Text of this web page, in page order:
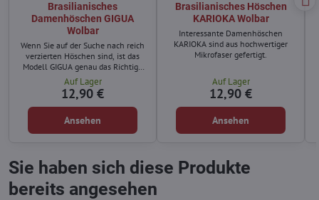
Brasilianisches
Damenhöschen GIGUA
Wolbar
Wenn Sie auf der Suche nach reich
verzierten Höschen sind, ist das
Modell GIGUA genau das Richtige
für Sie.
Auf Lager
12,90 €
Ansehen
Brasilianisches Höschen
KARIOKA Wolbar
Interessante Damenhöschen
KARIOKA sind aus hochwertiger
Mikrofaser gefertigt.
Auf Lager
12,90 €
Ansehen
Sie haben sich diese Produkte
bereits angesehen